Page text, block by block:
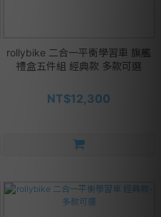
rollybike 二合一平衡學習車 旗艦
禮盒五件組 經典款 多款可選
NT$12,300